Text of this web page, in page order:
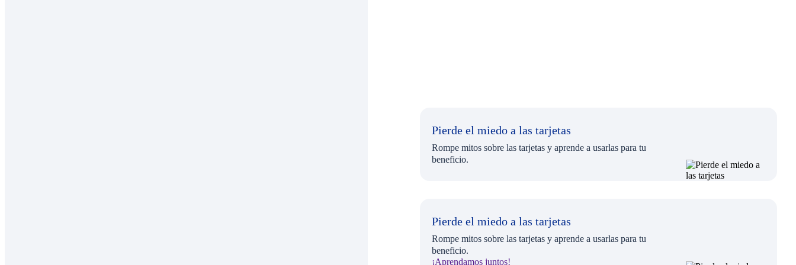
Pierde el miedo a las tarjetas
Rompe mitos sobre las tarjetas y aprende a usarlas para tu
beneficio.
Pierde el miedo a las tarjetas
Rompe mitos sobre las tarjetas y aprende a usarlas para tu
beneficio.
¡Aprendamos juntos!